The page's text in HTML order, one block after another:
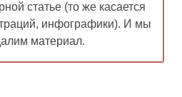
статье (то же касается
инфографики). И мы
материал.